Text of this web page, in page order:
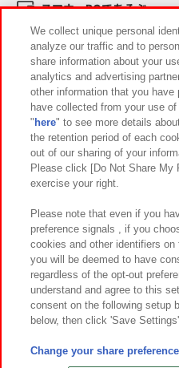
スマホ・PCであそぶ
イベント・キャンペーン
関連会社 サステナビ
プライバシーポリシー ウェ
お取引先さまとともに
カスタマーハラスメント対応方針
©Bandai
©Bandai Namco
We collect unique personal
analyze our traffic and to
share information about your
analytics and advertising
other information that you
have collected from your use
" here" to see more details
the retention period of each
out of our sharing of your
Please click [Do Not Share My
exercise your right.
Please note that even if you
preference signals , if you
cookies and other identifiers on
you will be deemed to have
regardless of the opt-out
understand and agree to this
consent on the following setup
below, then click 'Save
Change your share preference